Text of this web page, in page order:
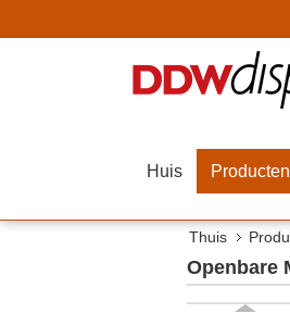
Huis Producten
Thuis
Openbare